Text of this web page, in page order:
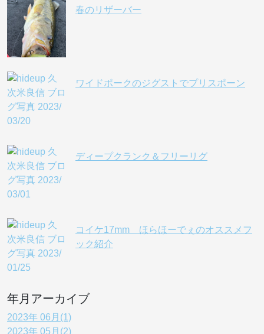
春のリザーバー
ワイドポークのジグストでプリスポーン
ディープクランク＆フリーリグ
コイケ17mm ほらほーでぇのオススメフ
ック紹介
年月アーカイブ
2023年 06月(1)
2023年 05月(2)